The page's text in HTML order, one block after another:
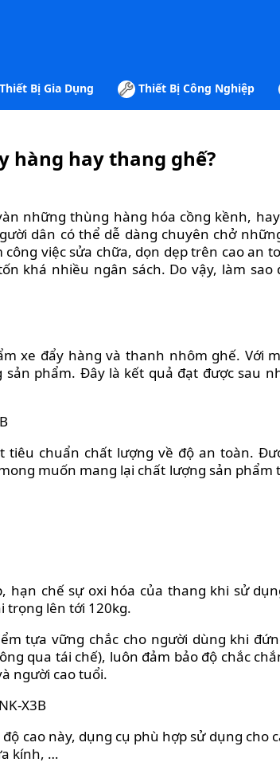
Thiết Bị Gia Dụng Thiết Bị Công Nghiệp
hàng hay thang ghế?
những thùng hàng hóa cồng kềnh,
dân có thể dễ dàng chuyên chở
việc sửa chữa, dọn dẹp trên cao an
khá nhiều ngân sách. Do vậy, làm sao
xe đẩy hàng và thanh nhôm ghế. Với
phẩm. Đây là kết quả đạt được sau
chuẩn chất lượng về độ an toàn.
muốn mang lại chất lượng sản phẩm
hạn chế sự oxi hóa của thang khi sử
trọng lên tới 120kg.
tựa vững chắc cho người dùng khi
qua tái chế), luôn đảm bảo độ chắc
người cao tuổi.
cao này, dụng cụ phù hợp sử dụng cho
kính, …